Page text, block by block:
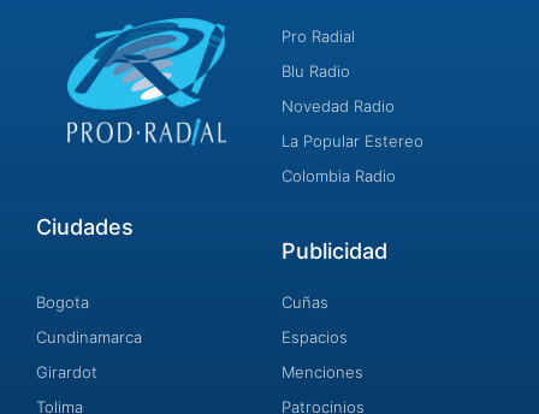
Pro Radial
Blu Radio
Novedad Radio
La Popular Estereo
Colombia Radio
Ciudades
Bogota
Cundinamarca
Girardot
Tolima
Publicidad
Cuñas
Espacios
Menciones
Patrocinios